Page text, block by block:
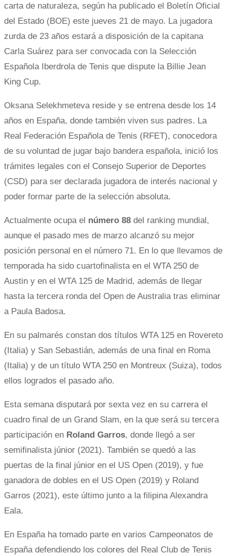
carta de naturaleza, según ha publicado el Boletín Oficial
del Estado (BOE) este jueves 21 de mayo. La jugadora
zurda de 23 años estará a disposición de la capitana
Carla Suárez para ser convocada con la Selección
Española Iberdrola de Tenis que dispute la Billie Jean
King Cup.
Oksana Selekhmeteva reside y se entrena desde los 14
años en España, donde también viven sus padres. La
Real Federación Española de Tenis (RFET), conocedora
de su voluntad de jugar bajo bandera española, inició los
trámites legales con el Consejo Superior de Deportes
(CSD) para ser declarada jugadora de interés nacional y
poder formar parte de la selección absoluta.
Actualmente ocupa el número 88 del ranking mundial,
aunque el pasado mes de marzo alcanzó su mejor
posición personal en el número 71. En lo que llevamos de
temporada ha sido cuartofinalista en el WTA 250 de
Austin y en el WTA 125 de Madrid, además de llegar
hasta la tercera ronda del Open de Australia tras eliminar
a Paula Badosa.
En su palmarés constan dos títulos WTA 125 en Rovereto
(Italia) y San Sebastián, además de una final en Roma
(Italia) y de un título WTA 250 en Montreux (Suiza), todos
ellos logrados el pasado año.
Esta semana disputará por sexta vez en su carrera el
cuadro final de un Grand Slam, en la que será su tercera
participación en Roland Garros, donde llegó a ser
semifinalista júnior (2021). También se quedó a las
puertas de la final júnior en el US Open (2019), y fue
ganadora de dobles en el US Open (2019) y Roland
Garros (2021), este último junto a la filipina Alexandra
Eala.
En España ha tomado parte en varios Campeonatos de
España defendiendo los colores del Real Club de Tenis